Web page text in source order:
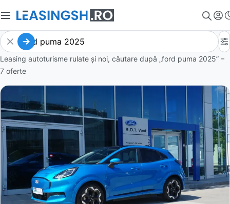
Leasing autoturisme rulate și noi, căutare după „ford puma 2025” –
7 oferte